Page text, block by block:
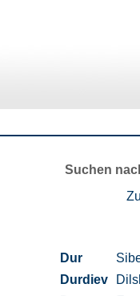
Suchen
Dur
Durdiev